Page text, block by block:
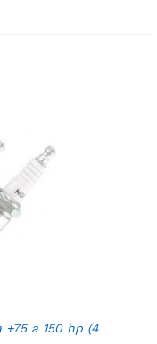
+75 a 150 hp (4